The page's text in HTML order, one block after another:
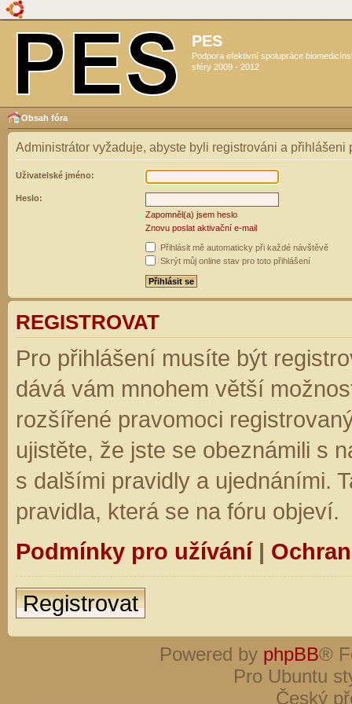
PES
Podpora efektivní spolupráce
sféry 2009 - 2012
Obsah fóra
Administrátor vyžaduje, abyste byli registrováni a přihlášeni
Uživatelské jméno:
Heslo:
Zapomněl(a) jsem heslo
Znovu poslat aktivační e-mail
Přihlásit mě automaticky při každé návštěvě
Skrýt můj online stav pro toto přihlášení
REGISTROVAT
Pro přihlášení musíte být
dává vám mnohem větší
rozšířené pravomoci
ujistěte, že jste se obeznámili s
s dalšími pravidly a ujednáními.
pravidla, která se na fóru objeví.
Podmínky pro užívání|
Registrovat
Powered by phpBB®
Pro Ubuntu
Český